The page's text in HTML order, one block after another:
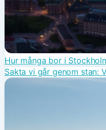
Hur många bor i
Sakta vi går genom stan: